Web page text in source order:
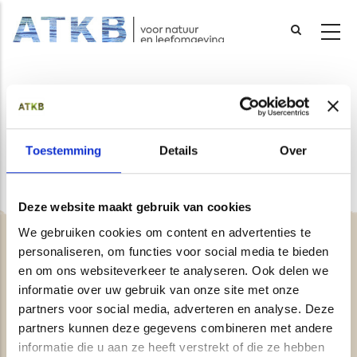
Toestemming Details Over
Deze website maakt gebruik van cookies
We gebruiken cookies om content en advertenties te
personaliseren, om functies voor social media te bieden
en om ons websiteverkeer te analyseren. Ook delen we
informatie over uw gebruik van onze site met onze
partners voor social media, adverteren en analyse. Deze
partners kunnen deze gegevens combineren met andere
informatie die u aan ze heeft verstrekt of die ze hebben
Whitepaper
Contact
Over ons
Vacatures
Fraudewaarschuwing